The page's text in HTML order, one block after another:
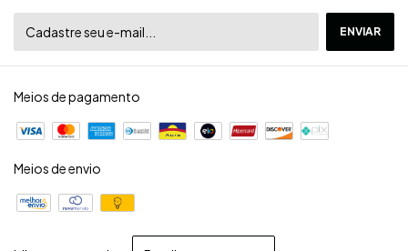
Meios de pagamento
Meios de envio